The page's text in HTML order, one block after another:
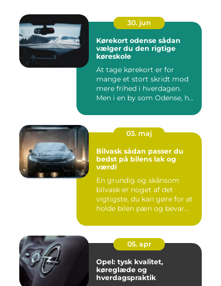
30. jun
Kørekort odense sådan
vælger du den rigtige
køreskole
At tage kørekort er for
mange et stort skridt mod
mere frihed i hverdagen.
Men i en by som Odense, h...
03. maj
Bilvask sådan passer du
bedst på bilens lak og
værdi
En grundig og skånsom
bilvask er noget af det
vigtigste, du kan gøre for at
holde bilen pæn og bevar...
05. apr
Opel: tysk kvalitet,
køreglæde og
hverdagspraktik